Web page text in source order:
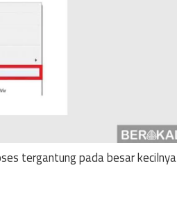
tergantung pada besar kecilnya